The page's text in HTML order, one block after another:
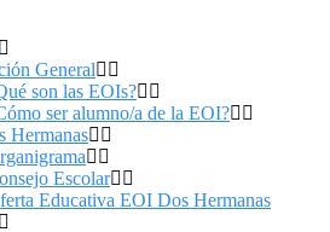
General
son las EOIs?
ser alumno/a de la EOI?
Hermanas
Escolar
Educativa EOI Dos Hermanas